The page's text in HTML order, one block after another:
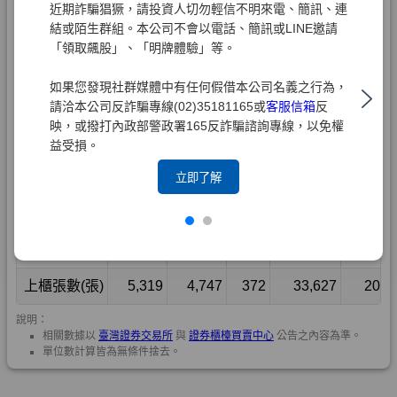
近期詐騙猖獗，請投資人切勿輕信不明來電、簡訊、連
結或陌生群組。本公司不會以電話、簡訊或LINE邀請
「領取飆股」、「明牌體驗」等。
如果您發現社群媒體中有任何假借本公司名義之行為，
請洽本公司反詐騙專線(02)35181165或客服信箱反
映，或撥打內政部警政署165反詐騙諮詢專線，以免權
益受損。
立即了解